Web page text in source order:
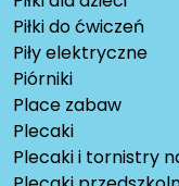
Piłki do ćwiczeń
Piły elektryczne
Piórniki
Place zabaw
Plecaki
Plecaki i tornistry